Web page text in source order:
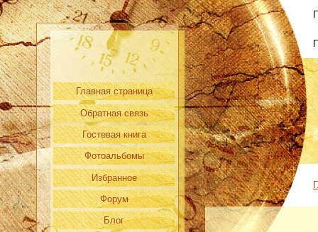
Главная страница
Обратная связь
Гостевая книга
Фотоальбомы
Избранное
Форум
Блог